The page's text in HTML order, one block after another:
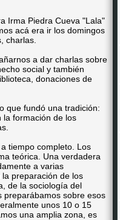
Irma Piedra Cueva "Lala"
acá era ir los domingos
charlas.
a dar charlas sobre
social y también
donaciones de
que fundó una tradición:
la formación de los
tiempo completo. Los
teórica. Una verdadera
a varias
preparación de los
de la sociología del
preparábamos sobre esos
unos 10 o 15
una amplia zona, es